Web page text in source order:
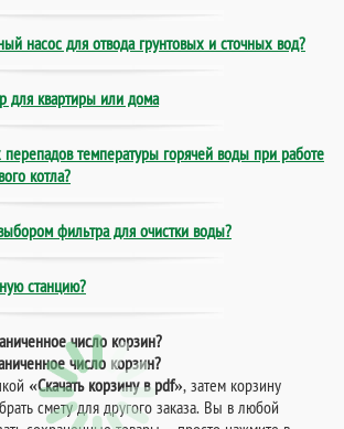
насос для отвода грунтовых и сточных вод?
для квартиры или дома
перепадов температуры горячей воды при работе
котла?
фильтра для очистки воды?
станцию?
число корзин?
число корзин?
«Скачать корзину в pdf», затем корзину
смету для другого заказа. Вы в любой